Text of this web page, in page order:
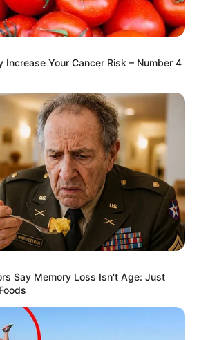
Increase Your Cancer Risk – Number 4
Say Memory Loss Isn't Age: Just